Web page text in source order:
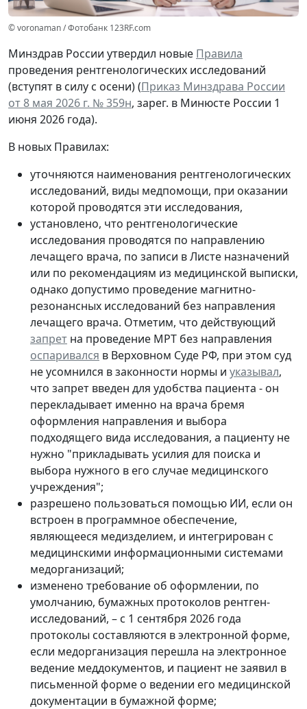
© voronaman / Фотобанк 123RF.com
Минздрав России утвердил новые Правила
проведения рентгенологических исследований
(вступят в силу с осени) (Приказ Минздрава России
от 8 мая 2026 г. № 359н, зарег. в Минюсте России 1
июня 2026 года).
В новых Правилах:
уточняются наименования рентгенологических
исследований, виды медпомощи, при оказании
которой проводятся эти исследования,
установлено, что рентгенологические
исследования проводятся по направлению
лечащего врача, по записи в Листе назначений
или по рекомендациям из медицинской выписки,
однако допустимо проведение магнитно-
резонансных исследований без направления
лечащего врача. Отметим, что действующий
запрет на проведение МРТ без направления
оспаривался в Верховном Суде РФ, при этом суд
не усомнился в законности нормы и указывал,
что запрет введен для удобства пациента - он
перекладывает именно на врача бремя
оформления направления и выбора
подходящего вида исследования, а пациенту не
нужно "прикладывать усилия для поиска и
выбора нужного в его случае медицинского
учреждения";
разрешено пользоваться помощью ИИ, если он
встроен в программное обеспечение,
являющееся медизделием, и интегрирован с
медицинскими информационными системами
медорганизаций;
изменено требование об оформлении, по
умолчанию, бумажных протоколов рентген-
исследований, – с 1 сентября 2026 года
протоколы составляются в электронной форме,
если медорганизация перешла на электронное
ведение меддокументов, и пациент не заявил в
письменной форме о ведении его медицинской
документации в бумажной форме;